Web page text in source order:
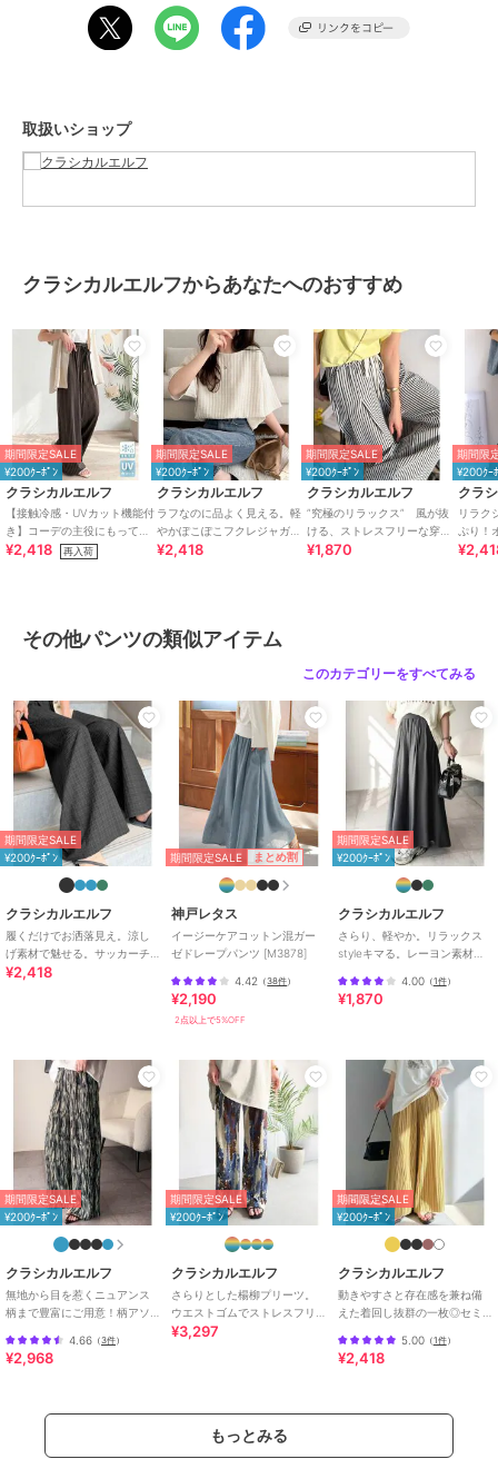
……………………
透け感：なし
……………………
■coordinate
この１枚でコーデに悩まず穿くだけでお洒落になれる万能アイテム♪
主役級の存在感を放つデザインなので、シンプルにシャツと合わせて
も華やかに決まります☆
ロゴTで合わせたトレンドのカジュアルミックスや、ブラウス合わせ
できれいめスタイルとも好相性◎
足元にはトレンドのローファーパンプスやサンダルと合わせて女性ら
しい印象に♪
キャップをかぶって足元に厚底スニーカーを合わせれば、抜け感のあ
コーデのご参考にも...
【公式 Instagram】
@classicalelf_official（Classical Elf・JaVa）
＠milybilet_official（mily bilet）
【公式 TikTok】
@classicalelf_official
※ご覧のモニター環境により、画像の色味と多少異なる場合がござい
ます。
期間限定セール開催中
クラシカルエルフ
商品カテゴリ ／その他パンツ
性別タイプ
レディース
／その他パンツ
カラー
ブラック×C小花柄、チャコール×
Dリーフ柄、ブラック×Aマルチス
トライプ、ブラック×Bドット
サイズ
素材
ポリエステル95%、ポリウレタン
5%
商品のお取り扱い方法
特徴
フレア・ブーツカット
取扱いショップ
クラシカルエルフからあなたへのおすすめ
期間限定SALE
¥200ｸｰﾎﾟﾝ
クラシカルエルフ
【接触冷感・UVカット機能付
き】コーデの主役にもってこ
いの一本！紐付き総柄スリム
¥2,418 再入荷
期間限定SALE
¥200ｸｰﾎﾟﾝ
クラシカルエルフ
ラフなのに品よく見える。軽
やかぽこぽこフクレジャガー
ドトップス（半袖）
¥2,418
期間限定SALE
¥200ｸｰﾎﾟﾝ
クラシカルエルフ
”究極のリラックス” 風が抜
ける、ストレスフリーな穿き
心地。サッカー素材タックワ
¥1,870
期間限
¥200ｸｰ
クラ
リラク
ぷり！
イドイ
その他パンツの類似アイテム
このカテゴリーをすべてみる
期間限定SALE
¥200ｸｰﾎﾟﾝ
クラシカルエルフ
履くだけでお洒落見え。涼し
げ素材で魅せる。サッカーチ
ェックタックワイドパンツ
¥2,418
期間限定SALE まとめ割
神戸レタス
イージーケアコットン混ガー
ゼドレープパンツ [M3878]
4.42 （38件）
¥2,190
2点以上で5%OFF
期間限定SALE
¥200ｸｰﾎﾟﾝ
クラシカルエルフ
さらり、軽やか。リラックス
styleキマる。レーヨン素材ウ
ットワイドパンツ
4.00（1件）
¥1,870
期間限定SALE
¥200ｸｰﾎﾟﾝ
クラシカルエルフ
無地から目を惹くニュアンス
柄まで豊富にご用意！柄アソ
4.66 （3件）
¥2,968
期間限定SALE
¥200ｸｰﾎﾟﾝ
クラシカルエルフ
さらりとした楊柳プリーツ。
ウエストゴムでストレスフリ
ーな穿き心地。総柄楊柳プリ
¥3,297
期間限定SALE
¥200ｸｰﾎﾟﾝ
クラシカルエルフ
動きやすさと存在感を兼ね備
えた着回し抜群の一枚◎セミ
5.00（1件）
¥2,418
もっとみる